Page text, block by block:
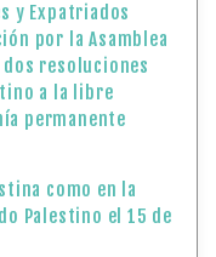
y Expatriados
por la Asamblea
dos resoluciones
a la libre
permanente
como en la
Palestino el 15 de